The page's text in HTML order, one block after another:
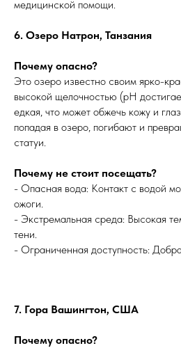
медицинской помощи.
6. Озеро Натрон, Танзания
Почему опасно?
Это озеро известно своим ярко-
высокой щелочностью (pH
едкая, что может обжечь кожу и
попадая в озеро, погибают и
статуи.
Почему не стоит посещать?
- Опасная вода: Контакт с водой
ожоги.
- Экстремальная среда: Высокая
тени.
- Ограниченная доступность:
7. Гора Вашингтон, США
Почему опасно?